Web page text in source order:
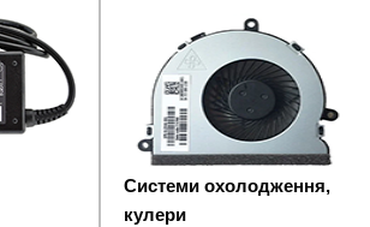
Системи охолодження,
кулери